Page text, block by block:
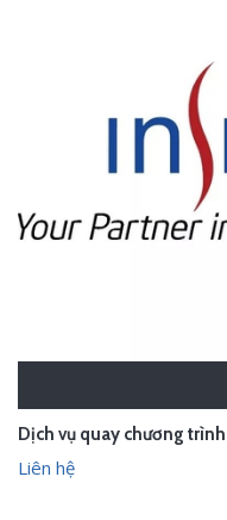
Liên hệ